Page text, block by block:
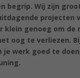
begrip. Wij zijn
projecten
klein genoeg om de
oog te verliezen.
je werk goed te